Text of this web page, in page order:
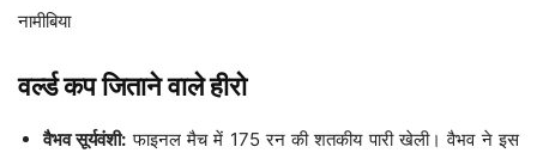
नामीबिया
वर्ल्ड कप जिताने वाले हीरो
वैभव सूर्यवंशी: फाइनल मैच में 175 रन की शतकीय पारी खेली। वैभव ने इस